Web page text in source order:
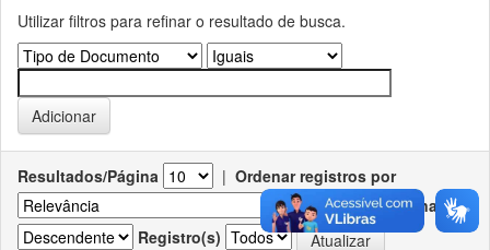
Utilizar filtros para refinar o resultado de busca.
Resultados/Página | Ordenar registros por
Ordenar
Registro(s)